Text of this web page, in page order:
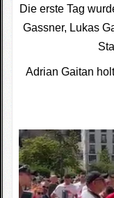
Die erste Tag
Gassner, Lukas
Adrian Gaitan